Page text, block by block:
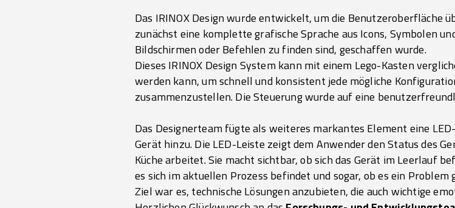
Das IRINOX Design wurde entwickelt, um die Benutzeroberfläche
zunächst eine komplette grafische Sprache aus Icons, Symbolen
Bildschirmen oder Befehlen zu finden sind, geschaffen wurde.
Dieses IRINOX Design System kann mit einem Lego-Kasten
werden kann, um schnell und konsistent jede mögliche
zusammenzustellen. Die Steuerung wurde auf eine
Das Designerteam fügte als weiteres markantes Element eine
Gerät hinzu. Die LED-Leiste zeigt dem Anwender den Status des
Küche arbeitet. Sie macht sichtbar, ob sich das Gerät im Leerlauf
es sich im aktuellen Prozess befindet und sogar, ob es ein Problem
Ziel war es, technische Lösungen anzubieten, die auch wichtige